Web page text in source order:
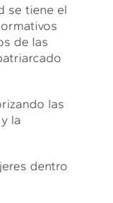
se tiene el
de las
las
la
dentro